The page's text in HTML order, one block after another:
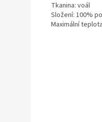
Tkanina: voál
Složení: 100%
Maximální